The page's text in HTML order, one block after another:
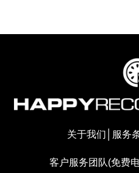
关于我们 服务
客户服务团队(免费